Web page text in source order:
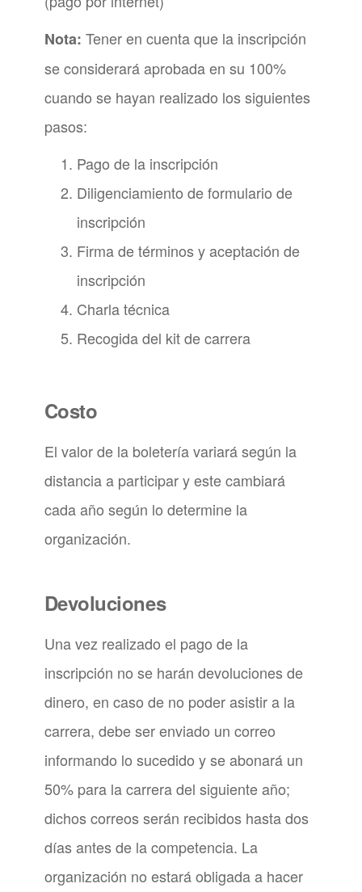
Nota: Tener en cuenta que la inscripción
se considerará aprobada en su 100%
cuando se hayan realizado los siguientes
pasos:
Pago de la inscripción
Diligenciamiento de formulario de
inscripción
Firma de términos y aceptación de
inscripción
Charla técnica
Recogida del kit de carrera
Costo
El valor de la boletería variará según la
distancia a participar y este cambiará
cada año según lo determine la
organización.
Devoluciones
Una vez realizado el pago de la
inscripción no se harán devoluciones de
dinero, en caso de no poder asistir a la
carrera, debe ser enviado un correo
informando lo sucedido y se abonará un
50% para la carrera del siguiente año;
dichos correos serán recibidos hasta dos
días antes de la competencia. La
organización no estará obligada a hacer